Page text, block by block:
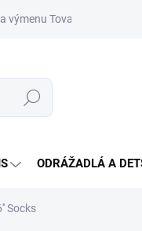
výmenu Tovaru
Hľadať
ODRÁŽADLÁ A
Socks